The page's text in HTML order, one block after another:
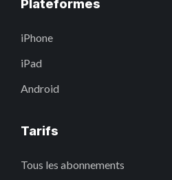
Plateformes
iPhone
iPad
Android
Tarifs
Tous les abonnements